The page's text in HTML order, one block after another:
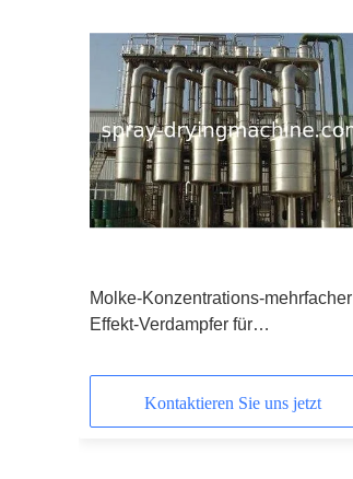
Molke-Konzentrations-mehrfacher
Effekt-Verdampfer für
Vorwärtszufuhr
Kontaktieren Sie uns jetzt